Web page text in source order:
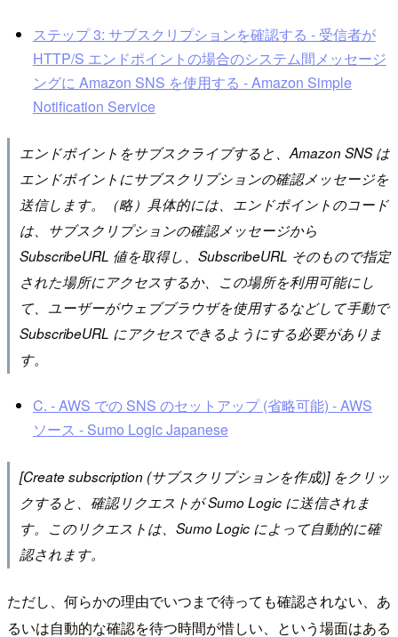
ステップ 3: サブスクリプションを確認する - 受信者が
HTTP/S エンドポイントの場合のシステム間メッセージ
ングに Amazon SNS を使用する - Amazon Simple
Notification Service
エンドポイントをサブスクライブすると、Amazon SNS は
エンドポイントにサブスクリプションの確認メッセージを
送信します。（略）具体的には、エンドポイントのコード
は、サブスクリプションの確認メッセージから
SubscribeURL 値を取得し、SubscribeURL そのもので指定
された場所にアクセスするか、この場所を利用可能にし
て、ユーザーがウェブブラウザを使用するなどして手動で
SubscribeURL にアクセスできるようにする必要がありま
す。
C. - AWS での SNS のセットアップ (省略可能) - AWS
ソース - Sumo Logic Japanese
[Create subscription (サブスクリプションを作成)] をクリッ
クすると、確認リクエストが Sumo Logic に送信されま
す。このリクエストは、Sumo Logic によって自動的に確
認されます。
ただし、何らかの理由でいつまで待っても確認されない、あ
るいは自動的な確認を待つ時間が惜しい、という場面はある